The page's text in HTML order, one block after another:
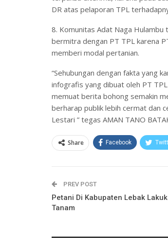
DR atas pelaporan TPL
8. Komunitas Adat Naga Hulambu
bermitra dengan PT TPL karena
memberi modal pertanian.
“Sehubungan dengan fakta yang
infografis yang dibuat oleh PT
memuat berita bohong semakin
berharap publik lebih cermat dan
Lestari ” tegas AMAN TANO
Share Facebook
PREV POST
Petani Di Kabupaten Lebak
Tanam